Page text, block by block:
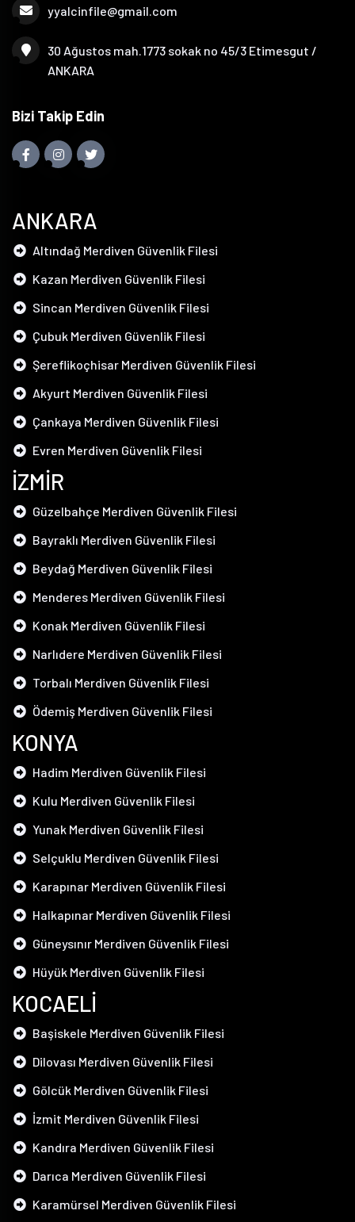
yyalcinfile@gmail.com
30 Ağustos mah.1773 sokak no 45/3 Etimesgut /
ANKARA
Bizi Takip Edin
ANKARA
Altındağ Merdiven Güvenlik Filesi
Kazan Merdiven Güvenlik Filesi
Sincan Merdiven Güvenlik Filesi
Çubuk Merdiven Güvenlik Filesi
Şereflikoçhisar Merdiven Güvenlik Filesi
Akyurt Merdiven Güvenlik Filesi
Çankaya Merdiven Güvenlik Filesi
Evren Merdiven Güvenlik Filesi
İZMİR
Güzelbahçe Merdiven Güvenlik Filesi
Bayraklı Merdiven Güvenlik Filesi
Beydağ Merdiven Güvenlik Filesi
Menderes Merdiven Güvenlik Filesi
Konak Merdiven Güvenlik Filesi
Narlıdere Merdiven Güvenlik Filesi
Torbalı Merdiven Güvenlik Filesi
Ödemiş Merdiven Güvenlik Filesi
KONYA
Hadim Merdiven Güvenlik Filesi
Kulu Merdiven Güvenlik Filesi
Yunak Merdiven Güvenlik Filesi
Selçuklu Merdiven Güvenlik Filesi
Karapınar Merdiven Güvenlik Filesi
Halkapınar Merdiven Güvenlik Filesi
Güneysınır Merdiven Güvenlik Filesi
Hüyük Merdiven Güvenlik Filesi
KOCAELİ
Başiskele Merdiven Güvenlik Filesi
Dilovası Merdiven Güvenlik Filesi
Gölcük Merdiven Güvenlik Filesi
İzmit Merdiven Güvenlik Filesi
Kandıra Merdiven Güvenlik Filesi
Darıca Merdiven Güvenlik Filesi
Karamürsel Merdiven Güvenlik Filesi